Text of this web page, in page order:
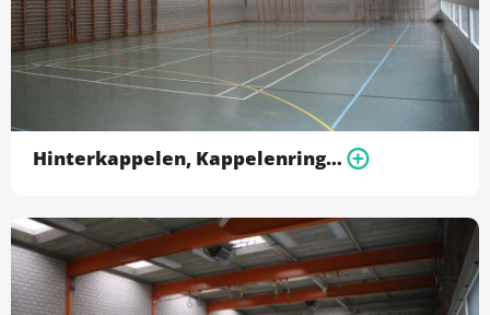
Hinterkappelen, Kappelenring - Turnhalle 2 (rechts